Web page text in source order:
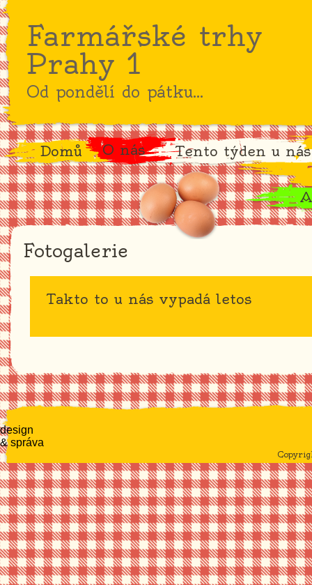
Farmářské trhy
Prahy 1
Od pondělí do pátku...
Domů O nás Tento týden u nás
Fotogalerie
Takto to u nás vypadá letos
design
& správa